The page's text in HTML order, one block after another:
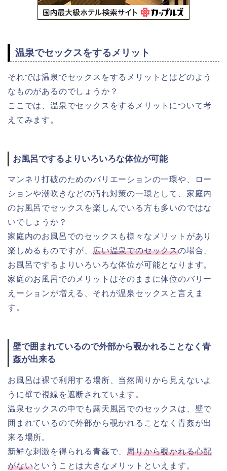
温泉でセックスをするメリット
それでは温泉でセックスをするメリットとはどのよう
なものがあるのでしょうか？
ここでは、温泉でセックスをするメリットについて考
えてみます。
お風呂でするよりいろいろな体位が可能
マンネリ打破のためのバリエーションの一環や、ロー
ションや潮吹きなどの汚れ対策の一環として、家庭内
のお風呂でセックスを楽しんでいる方も多いのではな
いでしょうか？
家庭内のお風呂でのセックスも様々なメリットがあり
楽しめるものですが、広い温泉でのセックスの場合、
お風呂でするよりいろいろな体位が可能となります。
家庭のお風呂でのメリットはそのままに体位のバリー
えーションが増える、それが温泉セックスと言えま
す。
壁で囲まれているので外部から覗かれることなく青
姦が出来る
お風呂は裸で利用する場所、当然周りから見えないよ
うに壁で視線を遮断されています。
温泉セックスの中でも露天風呂でのセックスは、壁で
囲まれているので外部から覗かれることなく青姦が出
来る場所。
新鮮な刺激を得られる青姦で、周りから覗かれる心配
がないということは大きなメリットといえます。